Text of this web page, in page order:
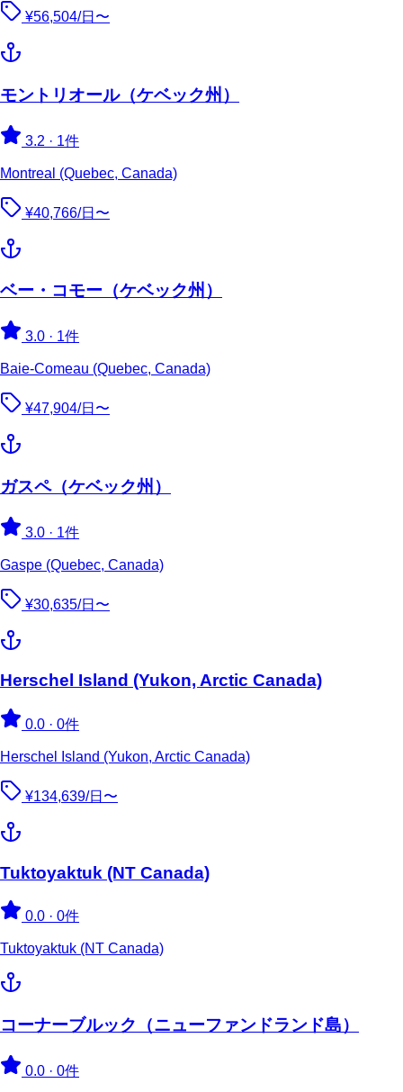
¥56,504/日〜
モントリオール（ケベック州）
3.2 · 1件
Montreal (Quebec, Canada)
¥40,766/日〜
ベー・コモー（ケベック州）
3.0 · 1件
Baie-Comeau (Quebec, Canada)
¥47,904/日〜
ガスペ（ケベック州）
3.0 · 1件
Gaspe (Quebec, Canada)
¥30,635/日〜
Herschel Island (Yukon, Arctic Canada)
0.0 · 0件
Herschel Island (Yukon, Arctic Canada)
¥134,639/日〜
Tuktoyaktuk (NT Canada)
0.0 · 0件
Tuktoyaktuk (NT Canada)
コーナーブルック（ニューファンドランド島）
0.0 · 0件